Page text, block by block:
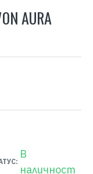
AURA
В
наличност